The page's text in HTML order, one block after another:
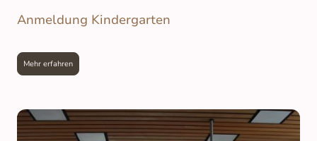
Anmeldung Kindergarten
Mehr erfahren